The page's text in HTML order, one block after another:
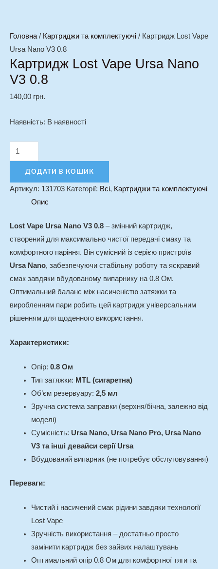
Головна/ Картриджи та комплектуючі / Картридж Lost Vape
Ursa Nano V3 0.8
Картридж Lost Vape Ursa Nano
V3 0.8
140,00 грн.
Наявність: В наявності
ДОДАТИ В КОШИК
Артикул: 131703 Категорії: Всі, Картриджи та комплектуючі
Опис
Lost Vape Ursa Nano V3 0.8 – змінний картридж,
створений для максимально чистої передачі смаку та
комфортного паріння. Він сумісний із серією пристроїв
Ursa Nano, забезпечуючи стабільну роботу та яскравий
смак завдяки вбудованому випарнику на 0.8 Ом.
Оптимальний баланс між насиченістю затяжки та
виробленням пари робить цей картридж універсальним
рішенням для щоденного використання.
Характеристики:
Опір: 0.8 Ом
Тип затяжки: MTL (cигаретна)
Об’єм резервуару: 2,5 мл
Зручна система заправки (верхня/бічна, залежно від
моделі)
Сумісність: Ursa Nano, Ursa Nano Pro, Ursa Nano
V3 та інші девайси серії Ursa
Вбудований випарник (не потребує обслуговування)
Переваги:
Чистий і насичений смак рідини завдяки технології
Lost Vape
Зручність використання – достатньо просто
замінити картридж без зайвих налаштувань
Оптимальний опір 0.8 Ом для комфортної тяги та